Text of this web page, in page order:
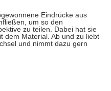
Eindrücke aus
um so den
zu teilen. Dabei hat sie
dem Material. Ab und zu liebt
und nimmt dazu gern